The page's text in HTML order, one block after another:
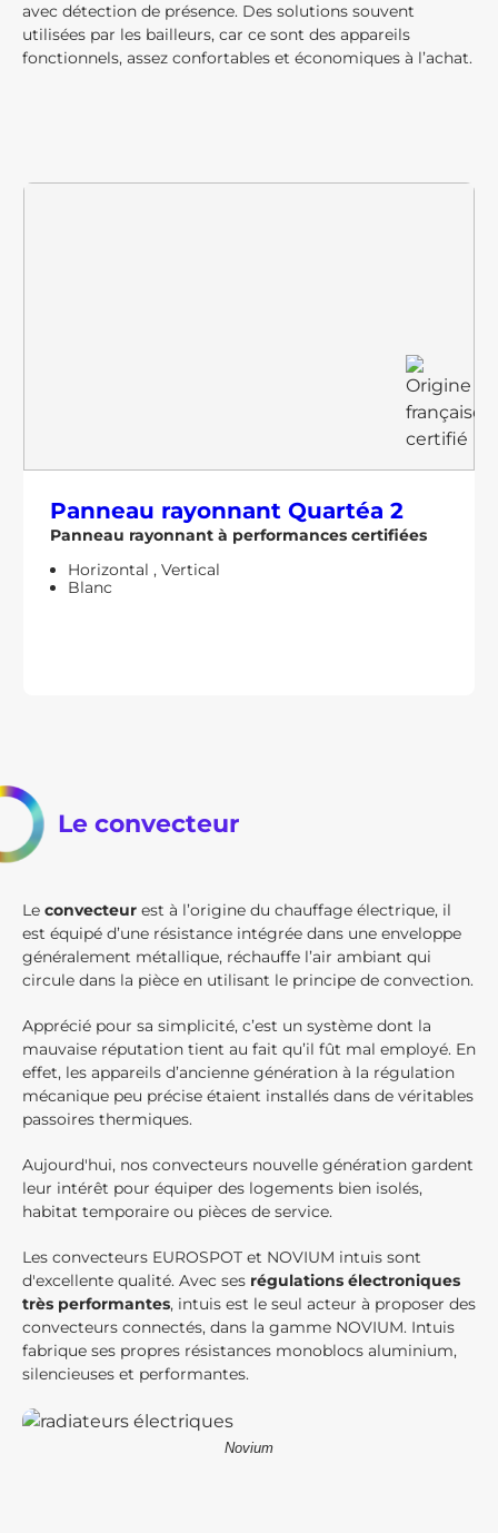
avec détection de présence. Des solutions souvent
utilisées par les bailleurs, car ce sont des appareils
fonctionnels, assez confortables et économiques à l’achat.
Panneau rayonnant Quartéa 2
Panneau rayonnant à performances certifiées
Horizontal , Vertical
Blanc
Le convecteur
Le convecteur est à l’origine du chauffage électrique, il
est équipé d’une résistance intégrée dans une enveloppe
généralement métallique, réchauffe l’air ambiant qui
circule dans la pièce en utilisant le principe de convection.
Apprécié pour sa simplicité, c’est un système dont la
mauvaise réputation tient au fait qu’il fût mal employé. En
effet, les appareils d’ancienne génération à la régulation
mécanique peu précise étaient installés dans de véritables
passoires thermiques.
Aujourd'hui, nos convecteurs nouvelle génération gardent
leur intérêt pour équiper des logements bien isolés,
habitat temporaire ou pièces de service.
Les convecteurs EUROSPOT et NOVIUM intuis sont
d'excellente qualité. Avec ses régulations électroniques
très performantes, intuis est le seul acteur à proposer des
convecteurs connectés, dans la gamme NOVIUM. Intuis
fabrique ses propres résistances monoblocs aluminium,
silencieuses et performantes.
Novium